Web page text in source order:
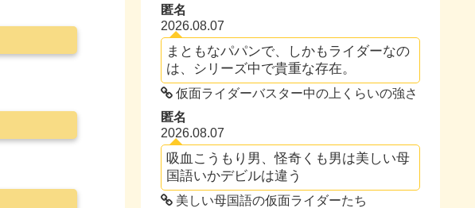
匿名
2026.08.07
まともなパパンで、しかもライダーなの
は、シリーズ中で貴重な存在。
仮面ライダーバスター中の上くらいの強さ
匿名
2026.08.07
吸血こうもり男、怪奇くも男は美しい母
国語いかデビルは違う
美しい母国語の仮面ライダーたち